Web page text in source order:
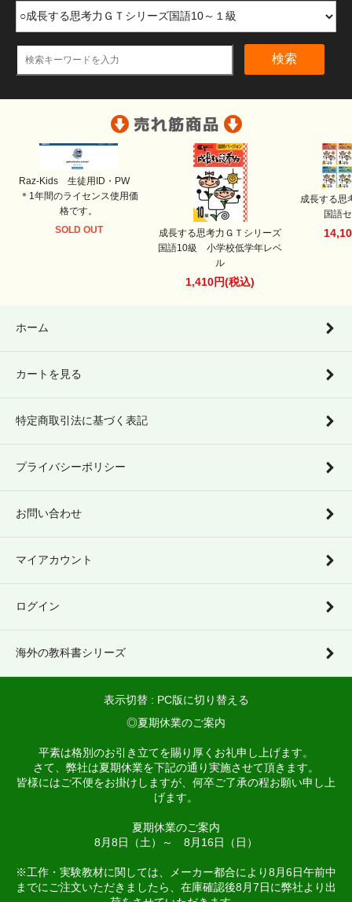
検索
Raz-Kids 生徒用ID・PW
＊1年間のライセンス使用価
格です。
SOLD OUT
成長する思考力ＧＴシリーズ
国語10級 小学校低学年レベ
ル
1,410円(税込)
成長する思
国語
ホーム
カートを見る
特定商取引法に基づく表記
プライバシーポリシー
お問い合わせ
マイアカウント
ログイン
海外の教科書シリーズ
表示切替 : PC版に切り替える
◎夏期休業のご案内
平素は格別のお引き立てを賜り厚くお礼申し上げます。
さて、弊社は夏期休業を下記の通り実施させて頂きます。
皆様にはご不便をお掛けしますが、何卒ご了承の程お願い申し上
げます。
夏期休業のご案内
8月8日（土）～ 8月16日（日）
※工作・実験教材に関しては、メーカー都合により8月6日午前中
までにご注文いただきましたら、在庫確認後8月7日に弊社より出